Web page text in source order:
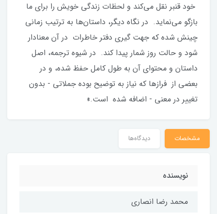
خود قنبر نقل می‌کند و لحظات زندگی خویش را برای ما
بازگو می‌نماید. در نگاه دیگر، داستان‌ها به ترتیب زمانی
چینش شده که جهت گیری دفتر خاطرات در آن معنادار
شود و حالت روز شمار پیدا کند. در شیوه ترجمه، اصل
داستان و محتوای آن به طول کامل حفظ شده، و در
بعضی از فرازها که نیاز به توضیح بوده جملاتی - بدون
تغییر در معنی - اضافه شده است.»
مشخصات دیدگاه‌ها
نویسنده
محمد رضا انصاری